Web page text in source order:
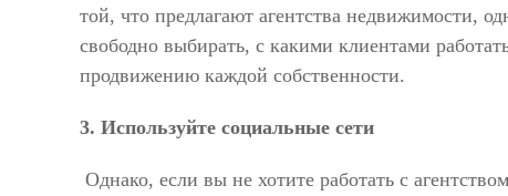
той, что предлагают агентства недвижимости,
свободно выбирать, с какими клиентами
продвижению каждой собственности.
3. Используйте социальные сети
Однако, если вы не хотите работать с